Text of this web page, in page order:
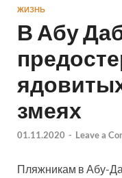
ЖИЗНЬ
В Абу
змеях
01.11.2020 - Leave a
Пляжникам в Абу-